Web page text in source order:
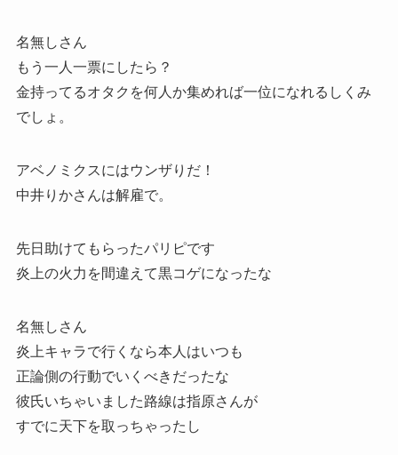
名無しさん
もう一人一票にしたら？
金持ってるオタクを何人か集めれば一位になれるしくみ
でしょ。
アベノミクスにはウンザりだ！
中井りかさんは解雇で。
先日助けてもらったパリピです
炎上の火力を間違えて黒コゲになったな
名無しさん
炎上キャラで行くなら本人はいつも
正論側の行動でいくべきだったな
彼氏いちゃいました路線は指原さんが
すでに天下を取っちゃったし